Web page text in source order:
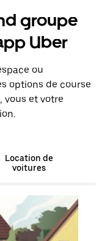
groupe
Uber
ou
options de course
vous et votre
Location de
voitures